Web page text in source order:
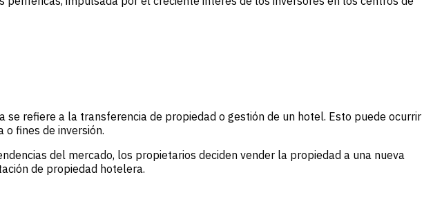
se refiere a la transferencia de propiedad o gestión de un hotel. Esto puede ocurrir
fines de inversión.
del mercado, los propietarios deciden vender la propiedad a una nueva
de propiedad hotelera.